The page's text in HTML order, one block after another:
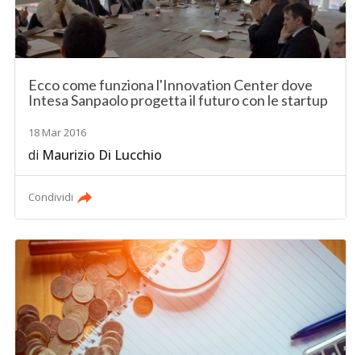
Ecco come funziona l'Innovation Center dove
Intesa Sanpaolo progetta il futuro con le startup
18 Mar 2016
di Maurizio Di Lucchio
Condividi